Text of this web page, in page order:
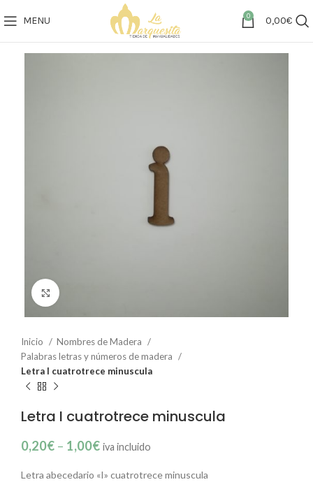
MENU 0 0,00€
Inicio
Nombres de Madera
Palabras letras y números de madera
Letra I cuatrotrece minuscula
Letra I cuatrotrece minuscula
0,20€ – 1,00€ iva incluido
Letra abecedario «I» cuatrotrece minuscula